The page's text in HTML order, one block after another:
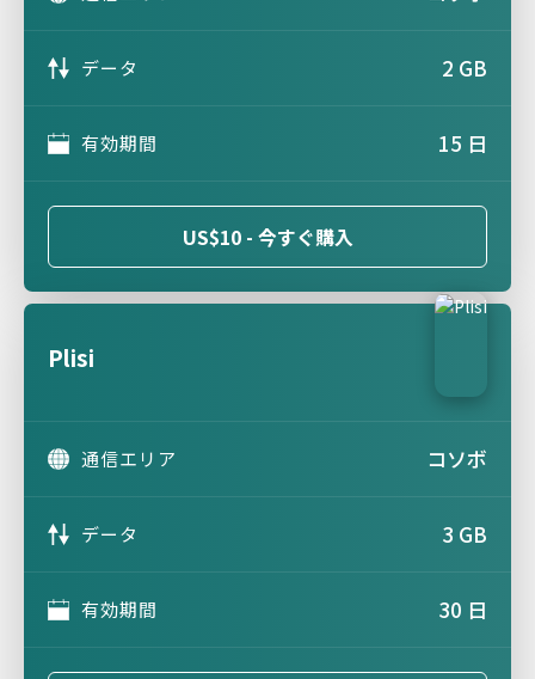
データ 2 GB
有効期間 15 日
US$10 - 今すぐ購入
Plisi
通信エリア コソボ
データ 3 GB
有効期間 30 日